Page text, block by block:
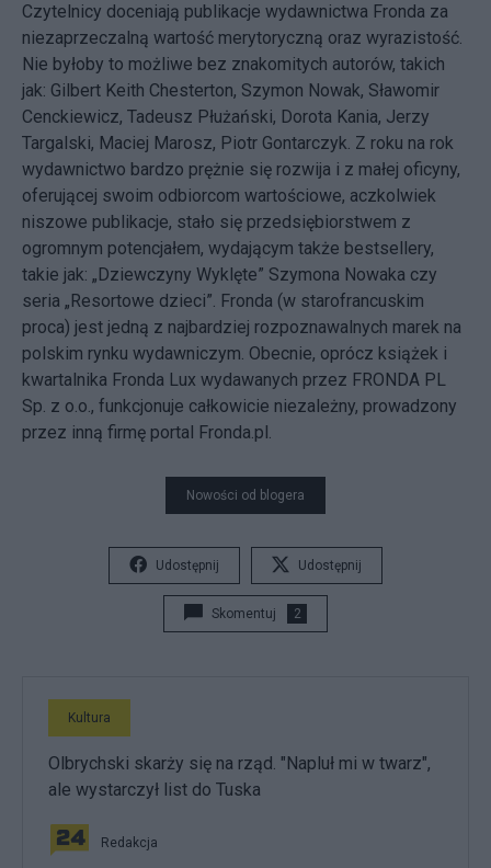
Czytelnicy doceniają publikacje wydawnictwa Fronda za
niezaprzeczalną wartość merytoryczną oraz wyrazistość.
Nie byłoby to możliwe bez znakomitych autorów, takich
jak: Gilbert Keith Chesterton, Szymon Nowak, Sławomir
Cenckiewicz, Tadeusz Płużański, Dorota Kania, Jerzy
Targalski, Maciej Marosz, Piotr Gontarczyk. Z roku na rok
wydawnictwo bardzo prężnie się rozwija i z małej oficyny,
oferującej swoim odbiorcom wartościowe, aczkolwiek
niszowe publikacje, stało się przedsiębiorstwem z
ogromnym potencjałem, wydającym także bestsellery,
takie jak: „Dziewczyny Wyklęte” Szymona Nowaka czy
seria „Resortowe dzieci”. Fronda (w starofrancuskim
proca) jest jedną z najbardziej rozpoznawalnych marek na
polskim rynku wydawniczym. Obecnie, oprócz książek i
kwartalnika Fronda Lux wydawanych przez FRONDA PL
Sp. z o.o., funkcjonuje całkowicie niezależny, prowadzony
przez inną firmę portal Fronda.pl.
Nowości od blogera
Udostępnij Udostępnij
Skomentuj 2
Kultura
Olbrychski skarży się na rząd. "Napluł mi w twarz",
ale wystarczył list do Tuska
Redakcja